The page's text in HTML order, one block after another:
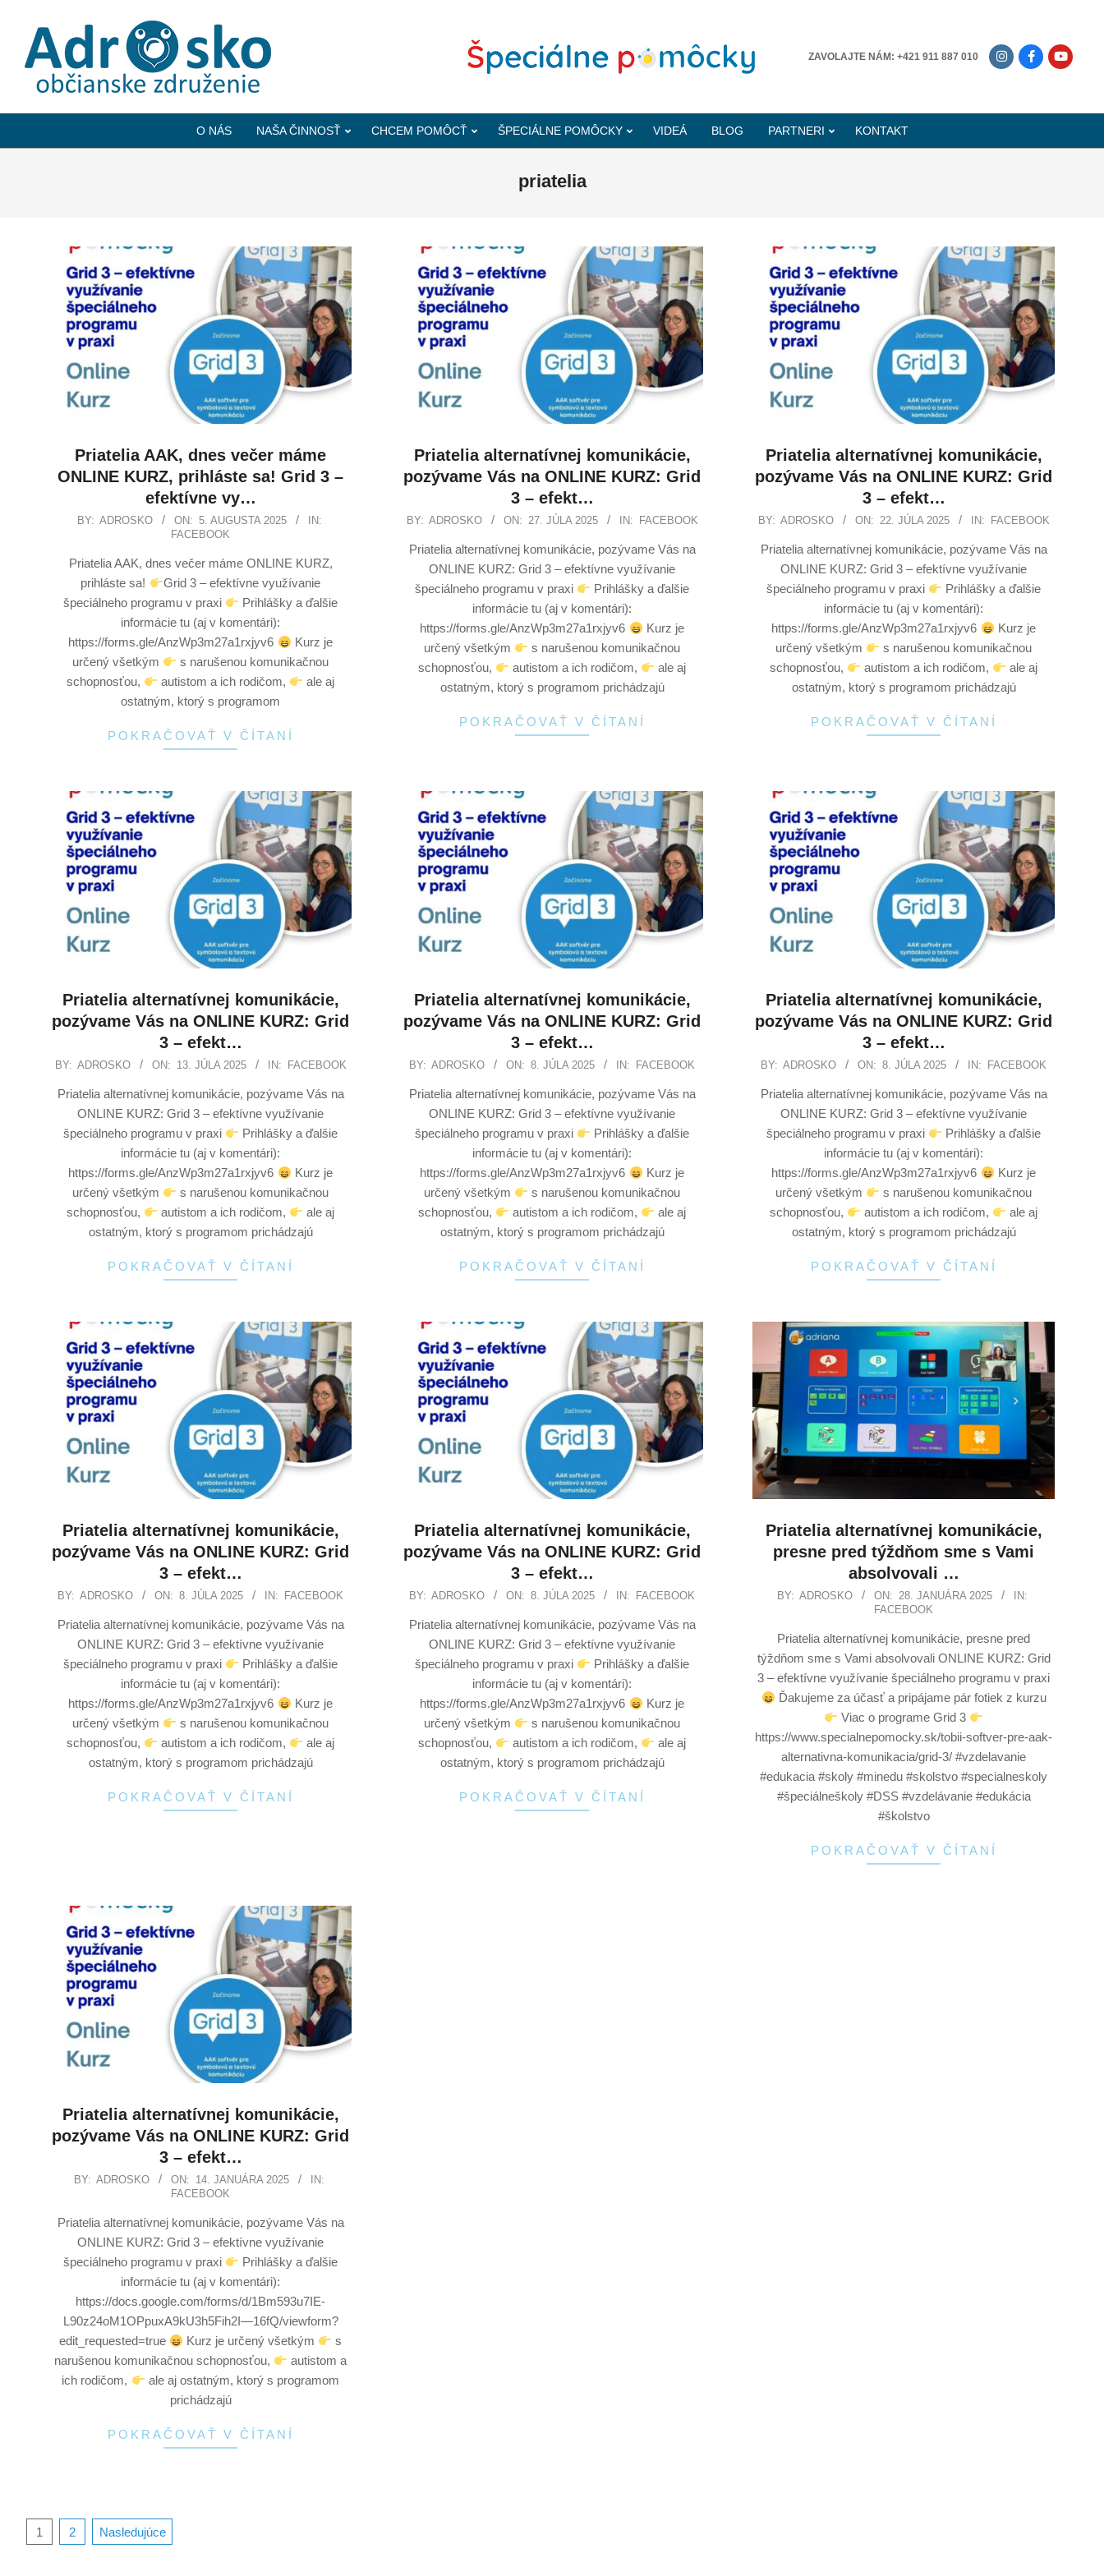
OBČIANSKE
ZAVOLAJTE NÁM: +421 911 887 010
O NÁS NAŠA ČINNOSŤ CHCEM POMÔCŤ ŠPECIÁLNE POMÔCKY VIDEÁ BLOG PARTNERI KONTAKT
priatelia
Priatelia AAK, dnes večer máme
ONLINE KURZ, prihláste sa! Grid 3 –
efektívne vy…
BY: ADROSKO ON: 5. AUGUSTA 2025
IN:
FACEBOOK
Priatelia AAK, dnes večer máme ONLINE KURZ,
prihláste sa!
Grid 3 – efektívne využívanie
špeciálneho programu v praxi
Prihlášky a ďalšie
informácie tu (aj v komentári):
https://forms.gle/AnzWp3m27a1rxjyv6
Kurz je
určený všetkým
s narušenou komunikačnou
schopnosťou,
autistom a ich rodičom,
ale aj
ostatným, ktorý s programom
POKRAČOVAŤ V ČÍTANÍ
Priatelia alternatívnej komunikácie,
pozývame Vás na ONLINE KURZ: Grid
3 – efekt…
BY: ADROSKO ON: 27. JÚLA 2025 IN: FACEBOOK
Priatelia alternatívnej komunikácie, pozývame Vás na
ONLINE KURZ: Grid 3 – efektívne využívanie
špeciálneho programu v praxi
Prihlášky a ďalšie
informácie tu (aj v komentári):
https://forms.gle/AnzWp3m27a1rxjyv6
Kurz je
určený všetkým
s narušenou komunikačnou
schopnosťou,
autistom a ich rodičom,
ale aj
ostatným, ktorý s programom prichádzajú
POKRAČOVAŤ V ČÍTANÍ
Priatelia alternatívnej komunikácie,
pozývame Vás na ONLINE KURZ: Grid
3 – efekt…
BY: ADROSKO ON: 22. JÚLA 2025 IN: FACEBOOK
Priatelia alternatívnej komunikácie, pozývame Vás na
ONLINE KURZ: Grid 3 – efektívne využívanie
špeciálneho programu v praxi
Prihlášky a ďalšie
informácie tu (aj v komentári):
https://forms.gle/AnzWp3m27a1rxjyv6
Kurz je
určený všetkým
s narušenou komunikačnou
schopnosťou,
autistom a ich rodičom,
ale aj
ostatným, ktorý s programom prichádzajú
POKRAČOVAŤ V ČÍTANÍ
Priatelia alternatívnej komunikácie,
pozývame Vás na ONLINE KURZ: Grid
3 – efekt…
BY: ADROSKO ON: 13. JÚLA 2025 IN: FACEBOOK
Priatelia alternatívnej komunikácie, pozývame Vás na
ONLINE KURZ: Grid 3 – efektívne využívanie
špeciálneho programu v praxi
Prihlášky a ďalšie
informácie tu (aj v komentári):
https://forms.gle/AnzWp3m27a1rxjyv6
Kurz je
určený všetkým
s narušenou komunikačnou
schopnosťou,
autistom a ich rodičom,
ale aj
ostatným, ktorý s programom prichádzajú
POKRAČOVAŤ V ČÍTANÍ
Priatelia alternatívnej komunikácie,
pozývame Vás na ONLINE KURZ: Grid
3 – efekt…
BY: ADROSKO ON: 8. JÚLA 2025 IN: FACEBOOK
Priatelia alternatívnej komunikácie, pozývame Vás na
ONLINE KURZ: Grid 3 – efektívne využívanie
špeciálneho programu v praxi
Prihlášky a ďalšie
informácie tu (aj v komentári):
https://forms.gle/AnzWp3m27a1rxjyv6
Kurz je
určený všetkým
s narušenou komunikačnou
schopnosťou,
autistom a ich rodičom,
ale aj
ostatným, ktorý s programom prichádzajú
POKRAČOVAŤ V ČÍTANÍ
Priatelia alternatívnej komunikácie,
pozývame Vás na ONLINE KURZ: Grid
3 – efekt…
BY: ADROSKO ON: 8. JÚLA 2025 IN: FACEBOOK
Priatelia alternatívnej komunikácie, pozývame Vás na
ONLINE KURZ: Grid 3 – efektívne využívanie
špeciálneho programu v praxi
Prihlášky a ďalšie
informácie tu (aj v komentári):
https://forms.gle/AnzWp3m27a1rxjyv6
Kurz je
určený všetkým
s narušenou komunikačnou
schopnosťou,
autistom a ich rodičom,
ale aj
ostatným, ktorý s programom prichádzajú
POKRAČOVAŤ V ČÍTANÍ
Priatelia alternatívnej komunikácie,
pozývame Vás na ONLINE KURZ: Grid
3 – efekt…
BY: ADROSKO ON: 8. JÚLA 2025 IN: FACEBOOK
Priatelia alternatívnej komunikácie, pozývame Vás na
ONLINE KURZ: Grid 3 – efektívne využívanie
špeciálneho programu v praxi
Prihlášky a ďalšie
informácie tu (aj v komentári):
https://forms.gle/AnzWp3m27a1rxjyv6
Kurz je
určený všetkým
s narušenou komunikačnou
schopnosťou,
autistom a ich rodičom,
ale aj
ostatným, ktorý s programom prichádzajú
POKRAČOVAŤ V ČÍTANÍ
Priatelia alternatívnej komunikácie,
pozývame Vás na ONLINE KURZ: Grid
3 – efekt…
BY: ADROSKO ON: 8. JÚLA 2025 IN: FACEBOOK
Priatelia alternatívnej komunikácie, pozývame Vás na
ONLINE KURZ: Grid 3 – efektívne využívanie
špeciálneho programu v praxi
Prihlášky a ďalšie
informácie tu (aj v komentári):
https://forms.gle/AnzWp3m27a1rxjyv6
Kurz je
určený všetkým
s narušenou komunikačnou
schopnosťou,
autistom a ich rodičom,
ale aj
ostatným, ktorý s programom prichádzajú
POKRAČOVAŤ V ČÍTANÍ
Priatelia alternatívnej komunikácie,
presne pred týždňom sme s Vami
absolvovali …
BY: ADROSKO ON: 28. JANUÁRA 2025
IN:
FACEBOOK
Priatelia alternatívnej komunikácie, presne pred
týždňom sme s Vami absolvovali ONLINE KURZ: Grid
3 – efektívne využívanie špeciálneho programu v praxi
Ďakujeme za účasť a pripájame pár fotiek z kurzu
Viac o programe Grid 3
https://www.specialnepomocky.sk/tobii-softver-pre-aak-
alternativna-komunikacia/grid-3/ #vzdelavanie
#edukacia #skoly #minedu #skolstvo #specialneskoly
#špeciálneškoly #DSS #vzdelávanie #edukácia
#školstvo
POKRAČOVAŤ V ČÍTANÍ
Priatelia alternatívnej komunikácie,
pozývame Vás na ONLINE KURZ: Grid
3 – efekt…
BY: ADROSKO ON: 14. JANUÁRA 2025
IN:
FACEBOOK
Priatelia alternatívnej komunikácie, pozývame Vás na
ONLINE KURZ: Grid 3 – efektívne využívanie
špeciálneho programu v praxi
Prihlášky a ďalšie
informácie tu (aj v komentári):
https://docs.google.com/forms/d/1Bm593u7IE-
L90z24oM1OPpuxA9kU3h5Fih2I—16fQ/viewform?
edit_requested=true
Kurz je určený všetkým
s
narušenou komunikačnou schopnosťou,
autistom a
ich rodičom,
ale aj ostatným, ktorý s programom
prichádzajú
POKRAČOVAŤ V ČÍTANÍ
1 2 Nasledujúce